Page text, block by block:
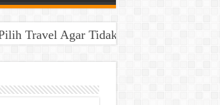
Travel Agar Tidak Terlantar